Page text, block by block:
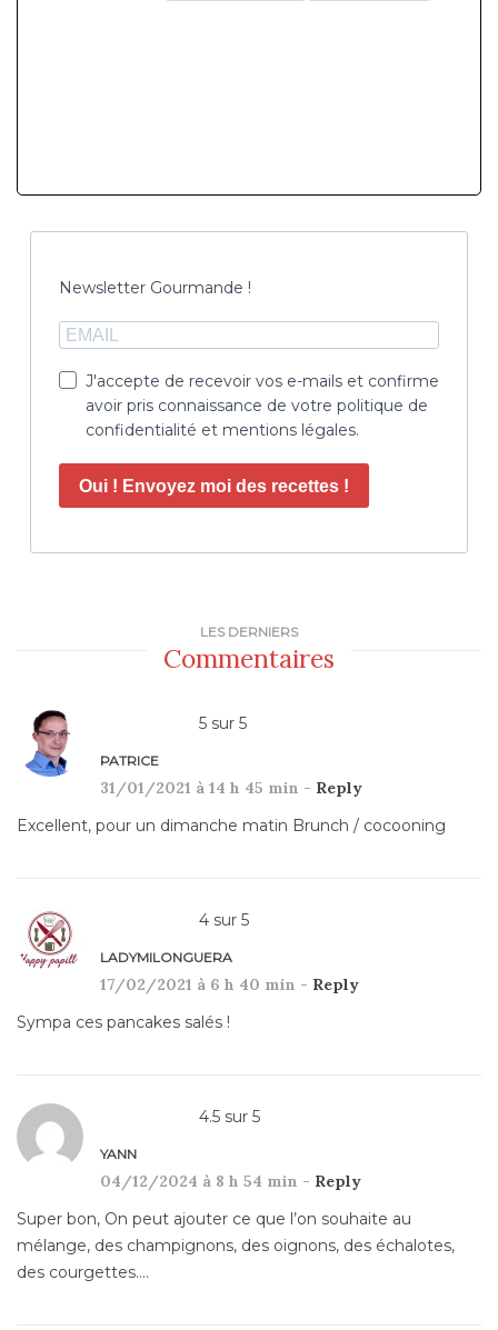
Newsletter Gourmande !
J'accepte de recevoir vos e-mails et confirme
avoir pris connaissance de votre politique de
confidentialité et mentions légales.
Oui ! Envoyez moi des recettes !
LES DERNIERS
Commentaires
5 sur 5
PATRICE
31/01/2021 à 14 h 45 min - Reply
Excellent, pour un dimanche matin Brunch / cocooning
4 sur 5
LADYMILONGUERA
17/02/2021 à 6 h 40 min - Reply
Sympa ces pancakes salés !
4.5 sur 5
YANN
04/12/2024 à 8 h 54 min - Reply
Super bon, On peut ajouter ce que l’on souhaite au
mélange, des champignons, des oignons, des échalotes,
des courgettes….